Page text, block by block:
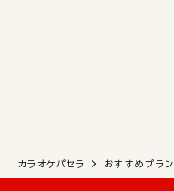
カラオケパセラ おすすめプラン